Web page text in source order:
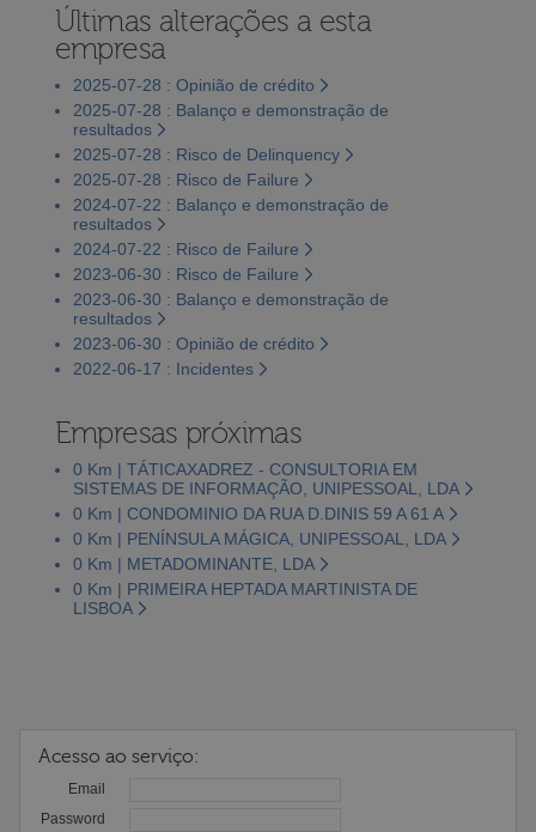
Últimas alterações a esta
empresa
2025-07-28 : Opinião de crédito
2025-07-28 : Balanço e demonstração de
resultados
2025-07-28 : Risco de Delinquency
2025-07-28 : Risco de Failure
2024-07-22 : Balanço e demonstração de
resultados
2024-07-22 : Risco de Failure
2023-06-30 : Risco de Failure
2023-06-30 : Balanço e demonstração de
resultados
2023-06-30 : Opinião de crédito
2022-06-17 : Incidentes
Empresas próximas
0 Km | TÁTICAXADREZ - CONSULTORIA EM
SISTEMAS DE INFORMAÇÃO, UNIPESSOAL, LDA
0 Km | CONDOMINIO DA RUA D.DINIS 59 A 61 A
0 Km | PENÍNSULA MÁGICA, UNIPESSOAL, LDA
0 Km | METADOMINANTE, LDA
0 Km | PRIMEIRA HEPTADA MARTINISTA DE
LISBOA
Acesso ao serviço:
Email
Password